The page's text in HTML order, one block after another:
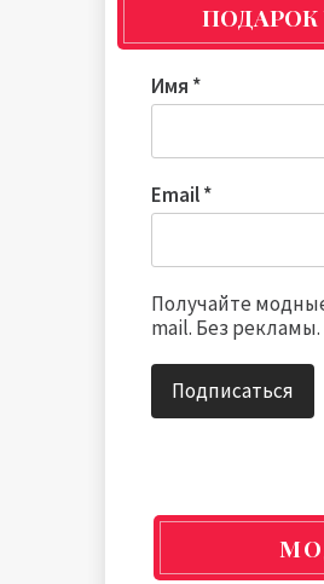
ПОДАРОК
Имя *
Email*
Получайте
mail. Без рекламы.